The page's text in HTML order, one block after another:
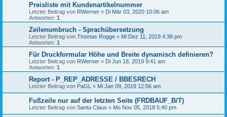
Preisliste mit Kundenartikelnummer
Letzter Beitrag von RWerner « Di Mär 03, 2020 10:06 am
Antworten: 1
Zeilenumbruch - Sprachübersetzung
Letzter Beitrag von Thomas Rogge « Mi Dez 11, 2019 4:38 pm
Antworten: 1
Für Druckformular Höhe und Breite dynamisch definieren?
Letzter Beitrag von RWerner « Di Jun 18, 2019 9:41 am
Antworten: 1
Report - P_REP_ADRESSE / BBESRECH
Letzter Beitrag von PaGL « Mi Jan 09, 2019 12:56 am
Fußzeile nur auf der letzten Seite (FRDBAUF_B/T)
Letzter Beitrag von Santa Claus « Mo Nov 05, 2018 5:40 pm